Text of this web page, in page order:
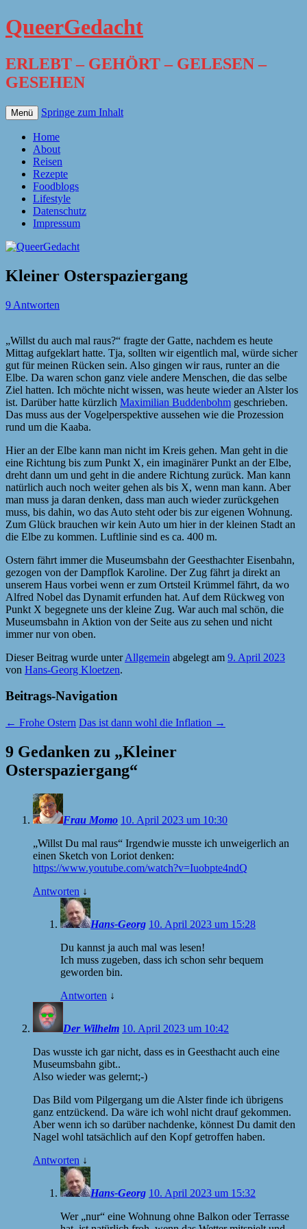
QueerGedacht
ERLEBT – GEHÖRT – GELESEN –
GESEHEN
Menü Springe zum Inhalt
Home
About
Reisen
Rezepte
Foodblogs
Lifestyle
Datenschutz
Impressum
Kleiner Osterspaziergang
9 Antworten
„Willst du auch mal raus?“ fragte der Gatte, nachdem es heute
Mittag aufgeklart hatte. Tja, sollten wir eigentlich mal, würde sicher
gut für meinen Rücken sein. Also gingen wir raus, runter an die
Elbe. Da waren schon ganz viele andere Menschen, die das selbe
Ziel hatten. Ich möchte nicht wissen, was heute wieder an Alster los
ist. Darüber hatte kürzlich Maximilian Buddenbohm geschrieben.
Das muss aus der Vogelperspektive aussehen wie die Prozession
rund um die Kaaba.
Hier an der Elbe kann man nicht im Kreis gehen. Man geht in die
eine Richtung bis zum Punkt X, ein imaginärer Punkt an der Elbe,
dreht dann um und geht in die andere Richtung zurück. Man kann
natürlich auch noch weiter gehen als bis X, wenn man kann. Aber
man muss ja daran denken, dass man auch wieder zurückgehen
muss, bis dahin, wo das Auto steht oder bis zur eigenen Wohnung.
Zum Glück brauchen wir kein Auto um hier in der kleinen Stadt an
die Elbe zu kommen. Luftlinie sind es ca. 400 m.
Ostern fährt immer die Museumsbahn der Geesthachter Eisenbahn,
gezogen von der Dampflok Karoline. Der Zug fährt ja direkt an
unserem Haus vorbei wenn er zum Ortsteil Krümmel fährt, da wo
Alfred Nobel das Dynamit erfunden hat. Auf dem Rückweg von
Punkt X begegnete uns der kleine Zug. War auch mal schön, die
Museumsbahn in Aktion von der Seite aus zu sehen und nicht
immer nur von oben.
Dieser Beitrag wurde unterAllgemein abgelegt am 9. April 2023
von Hans-Georg Kloetzen.
Beitrags-Navigation
← Frohe Ostern Das ist dann wohl die Inflation →
9 Gedanken zu „Kleiner
Osterspaziergang“
Frau Momo 10. April 2023 um 10:30
„Willst Du mal raus“ Irgendwie musste ich unweigerlich an
einen Sketch von Loriot denken:
https://www.youtube.com/watch?v=Iuobpte4ndQ
Antworten ↓
Hans-Georg 10. April 2023 um 15:28
Du kannst ja auch mal was lesen!
Ich muss zugeben, dass ich schon sehr bequem
geworden bin.
Antworten ↓
Der Wilhelm 10. April 2023 um 10:42
Das wusste ich gar nicht, dass es in Geesthacht auch eine
Museumsbahn gibt..
Also wieder was gelernt;-)
Das Bild vom Pilgergang um die Alster finde ich übrigens
ganz entzückend. Da wäre ich wohl nicht drauf gekommen.
Aber wenn ich so darüber nachdenke, könnest Du damit den
Nagel wohl tatsächlich auf den Kopf getroffen haben.
Antworten ↓
Hans-Georg 10. April 2023 um 15:32
Wer „nur“ eine Wohnung ohne Balkon oder Terrasse